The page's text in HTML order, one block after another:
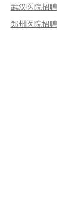
武汉医院招聘
郑州医院招聘